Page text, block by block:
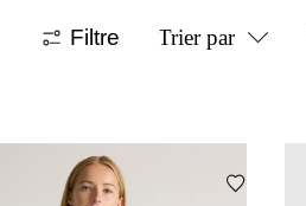
Filtre Trier par